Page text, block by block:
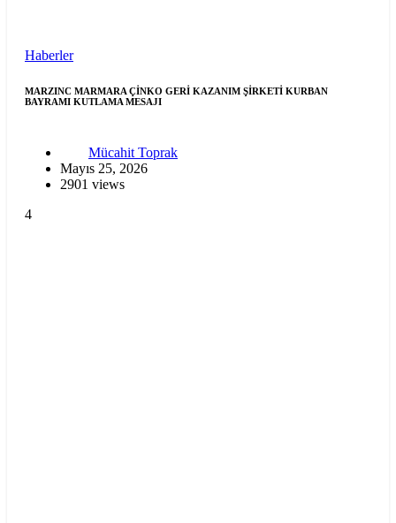
Haberler
MARZINC MARMARA ÇİNKO GERİ KAZANIM ŞİRKETİ KURBAN
BAYRAMI KUTLAMA MESAJI
Mücahit Toprak
Mayıs 25, 2026
2901 views
4